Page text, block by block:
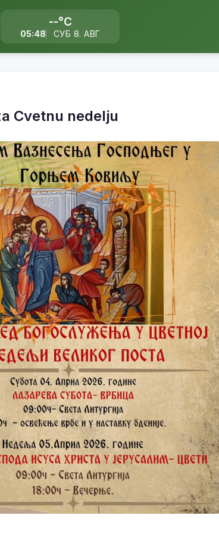
--°C
05:48 СУБ 8. АВГ
Cvetnu nedelju